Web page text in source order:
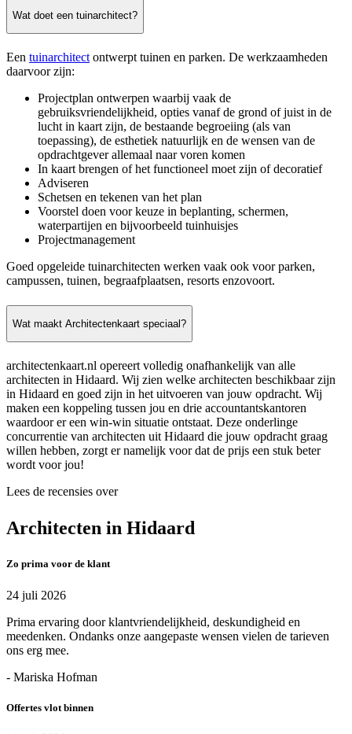
Wat doet een tuinarchitect?
Een tuinarchitect ontwerpt tuinen en parken. De werkzaamheden
daarvoor zijn:
Projectplan ontwerpen waarbij vaak de
gebruiksvriendelijkheid, opties vanaf de grond of juist in de
lucht in kaart zijn, de bestaande begroeiing (als van
toepassing), de esthetiek natuurlijk en de wensen van de
opdrachtgever allemaal naar voren komen
In kaart brengen of het functioneel moet zijn of decoratief
Adviseren
Schetsen en tekenen van het plan
Voorstel doen voor keuze in beplanting, schermen,
waterpartijen en bijvoorbeeld tuinhuisjes
Projectmanagement
Goed opgeleide tuinarchitecten werken vaak ook voor parken,
campussen, tuinen, begraafplaatsen, resorts enzovoort.
Wat maakt Architectenkaart speciaal?
architectenkaart.nl opereert volledig onafhankelijk van alle
architecten in Hidaard. Wij zien welke architecten beschikbaar zijn
in Hidaard en goed zijn in het uitvoeren van jouw opdracht. Wij
maken een koppeling tussen jou en drie accountantskantoren
waardoor er een win-win situatie ontstaat. Deze onderlinge
concurrentie van architecten uit Hidaard die jouw opdracht graag
willen hebben, zorgt er namelijk voor dat de prijs een stuk beter
wordt voor jou!
Lees de recensies over
Architecten in Hidaard
Zo prima voor de klant
24 juli 2026
Prima ervaring door klantvriendelijkheid, deskundigheid en
meedenken. Ondanks onze aangepaste wensen vielen de tarieven
ons erg mee.
- Mariska Hofman
Offertes vlot binnen